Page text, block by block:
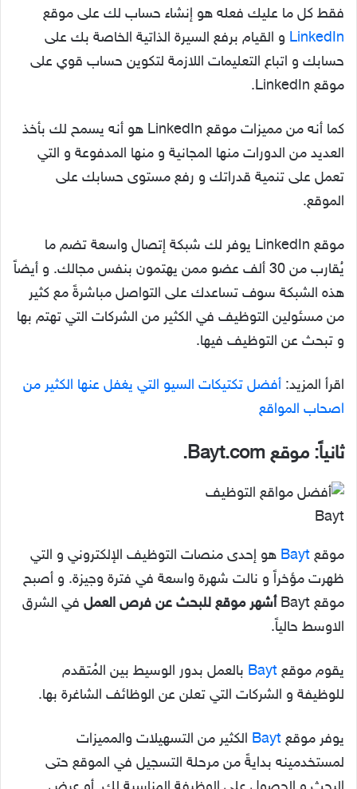
فقط كل ما عليك فعله هو إنشاء حساب لك على موقع
LinkedIn و القيام برفع السيرة الذاتية الخاصة بك على
حسابك و اتباع التعليمات اللازمة لتكوين حساب قوي على
موقع LinkedIn.
كما أنه من مميزات موقع LinkedIn هو أنه يسمح لك بأخذ
العديد من الدورات منها المجانية و منها المدفوعة و التي
تعمل على تنمية قدراتك و رفع مستوى حسابك على
الموقع.
موقع LinkedIn يوفر لك شبكة إتصال واسعة تضم ما
يُقارب من 30 ألف عضو ممن يهتمون بنفس مجالك. و أيضاً
هذه الشبكة سوف تساعدك على التواصل مباشرةً مع كثير
من مسئولين التوظيف في الكثير من الشركات التي تهتم بها
و تبحث عن التوظيف فيها.
اقرأ المزيد: أفضل تكتيكات السيو التي يغفل عنها الكثير من
اصحاب المواقع
ثانياً: موقع Bayt.com.
Bayt
موقع Bayt هو إحدى منصات التوظيف الإلكتروني و التي
ظهرت مؤخراً و نالت شهرة واسعة في فترة وجيزة. و أصبح
موقع Bayt
أشهر موقع للبحث عن فرص العمل في الشرق
الاوسط حالياً.
يقوم موقع Bayt بالعمل بدور الوسيط بين المُتقدم
للوظيفة و الشركات التي تعلن عن الوظائف الشاغرة بها.
يوفر موقع Bayt الكثير من التسهيلات والمميزات
لمستخدمينه بدايةً من مرحلة التسجيل في الموقع حتى